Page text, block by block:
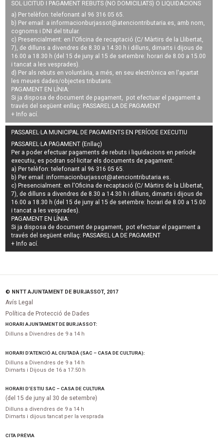
SOL·LICITUD I PAGAMENT REBUTS (NO DOMICILIATS) O LIQUIDACIONS
a) Per telèfon: telefonant al 96 316 05 65.
b) Per email: a informacionburjassot@atenciontributaria.es, amb nom,
cognoms i DNI del titular.
c) Presencialment: en l'Oficina de recaptació (C/ Màrtirs de la Llibertat,
7), de dilluns a divendres de 8.30 a 14.30 h i dilluns, dimarts i dijous de
16.00 a 18.30 h (del 15 de juny al 15 de setembre: horari de 8.00 a 15.00
i tancat a les vesprades).
d) Per als rebuts en voluntària, a més, en seu electrònica en l'apartat
les meues dades/objectes tributaris.
PAGAMENT EN LÍNIA:
Si ja disposa de document de pagament, pot efectuar el pagament a
través del següent enllaç: PASSAREL·LA DE PAGAMENT
+ Info ací.
PASSAREL·LA MUNICIPAL DE PAGAMENTS EN PERÍODE EXECUTIU
PASSAREL·LA PAGAMENT (Enllaç)
Per a poder efectuar pagaments derebuts i liquidacions en període
executiu, es podran sol·licitar els documents de pagament:
a) Per telèfon: telefonant al 96 316 05 65.
b) Per email:informacionburjassot@atenciontributaria.es.
c) Presencialment: en l'Oficina de recaptació (C/ Màrtirs de la Llibertat,
7), de dilluns a divendres de 8.30 a 14.30 h i dilluns, dimarts i dijous de
16.00 a 18.30 h (del 15 de juny al 15 de setembre: horari de 8.00 a 15.00
i tancat a les vesprades).
PAGAMENT EN LÍNIA:
Si ja disposa de document de pagament, pot efectuar el pagament a
través del següent enllaç:PASSAREL·LA DE PAGAMENT
+ Info ací.
© NNTT AJUNTAMENT DE BURJASSOT, 2017
Avís Legal
Política de Protecció de Dades
HORARI AJUNTAMENT DE BURJASSOT:
Dilluns a Divendres de 9 a 14 h
HORARI D’ATENCIÓ AL CIUTADÀ (SAC – CASA DE CULTURA):
Dilluns a Divendres de 9 a 14 h
Dimarts i Dijous de 16 a 17:50 h
HORARI D’ESTIU SAC – CASA DE CULTURA
(del 15 de juny al 30 de setembre)
Dilluns a divendres de 9 a 14 h
Dimarts i dijous tancat per la vesprada
CITA PRÈVIA